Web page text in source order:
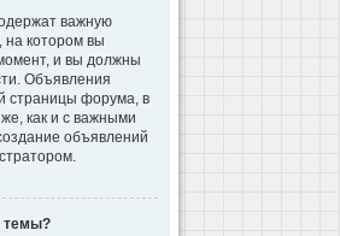
важную
котором вы
и вы должны
Объявления
страницы форума, в
как и с важными
объявлений
темы?